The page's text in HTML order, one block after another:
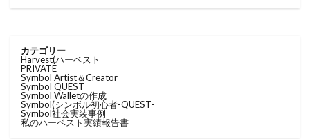
カテゴリー
Harvest(ハーベスト
PRIVATE
Symbol Artist＆Creator
Symbol QUEST
Symbol Walletの作成
Symbol(シンボル初心者-QUEST-
Symbol社会実装事例
私のハーベスト実績報告書